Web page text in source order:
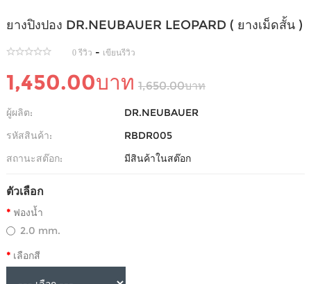
ยางปิงปอง DR.NEUBAUER LEOPARD ( ยางเม็ดสั้น )
0 รีวิว - เขียนรีวิว
1,450.00บาท 1,650.00บาท
ผู้ผลิต:
DR.NEUBAUER
รหัสสินค้า:
RBDR005
สถานะสต๊อก:
มีสินค้าในสต๊อก
ตัวเลือก
ฟองน้ำ
2.0 mm.
เลือกสี